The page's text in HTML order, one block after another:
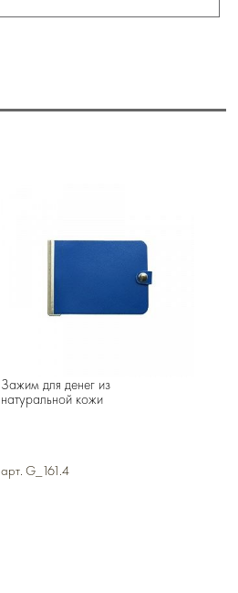
Зажим для денег из
натуральной кожи
арт. G_161.4